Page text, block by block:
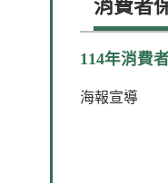
消費者
114年消費
海報宣導